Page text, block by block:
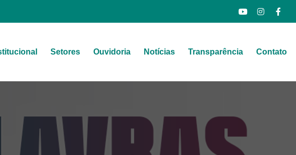
Setores Ouvidoria Notícias Transparência Contato